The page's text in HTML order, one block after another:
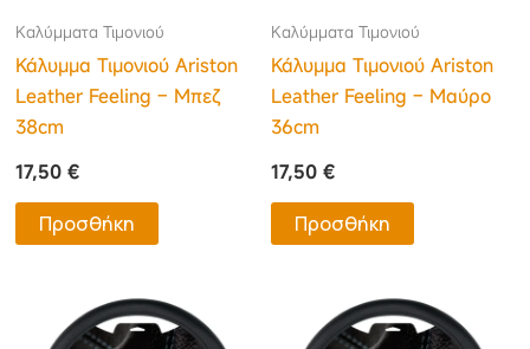
Καλύμματα Τιμονιού
Κάλυμμα Τιμονιού Ariston
Leather Feeling – Μπεζ
38cm
17,50€
Προσθήκη
Καλύμματα Τιμονιού
Κάλυμμα Τιμονιού Ariston
Leather Feeling – Μαύρο
36cm
17,50 €
Προσθήκη